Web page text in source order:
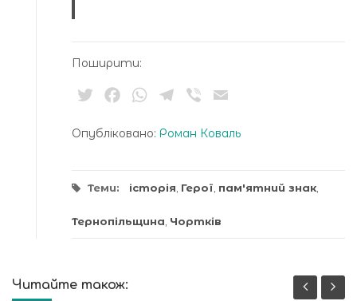
Поширити:
TwitterFacebookWhatsApp
Telegram
Viber
Опубліковано: Роман Коваль
Теми: історія Герої пам'ятний знак
Тернопільщина Чортків
Читайте також: